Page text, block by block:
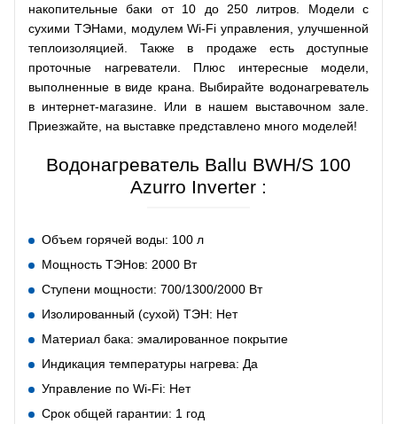
накопительные баки от 10 до 250 литров. Модели с
сухими ТЭНами, модулем Wi-Fi управления, улучшенной
теплоизоляцией. Также в продаже есть доступные
проточные нагреватели. Плюс интересные модели,
выполненные в виде крана. Выбирайте водонагреватель
в интернет-магазине. Или в нашем выставочном зале.
Приезжайте, на выставке представлено много моделей!
Водонагреватель Ballu BWH/S 100
Azurro Inverter :
Объем горячей воды: 100 л
Мощность ТЭНов: 2000 Вт
Ступени мощности: 700/1300/2000 Вт
Изолированный (сухой) ТЭН: Нет
Материал бака: эмалированное покрытие
Индикация температуры нагрева: Да
Управление по Wi-Fi: Нет
Срок общей гарантии: 1 год